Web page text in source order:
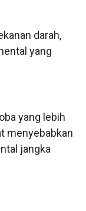
darah,
yang
yang lebih
menyebabkan
jangka